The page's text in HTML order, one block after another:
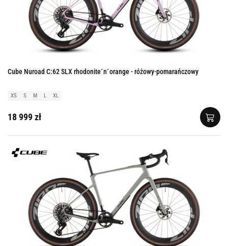
Cube Nuroad C:62 SLX rhodonite´n´orange - różowy-pomarańczowy
XS S M L XL
18 999 zł